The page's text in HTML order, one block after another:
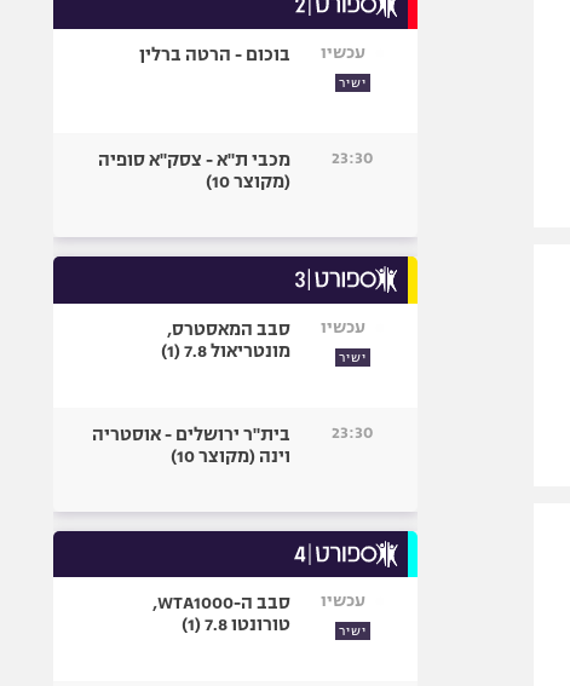
ספורט מוטורי
בייסבול MLB
גיימינג E-Sports
עכשיו
ישיר
בוכום - הרטה ברלין
23:30
מכבי ת"א - צסק"א סופיה
(מקוצר 10)
עכשיו
ישיר
סבב המאסטרס,
מונטריאול 7.8 (1)
23:30
בית"ר ירושלים - אוסטריה
וינה (מקוצר 10)
עכשיו
ישיר
סבב ה-WTA1000,
טורונטו 7.8 (1)